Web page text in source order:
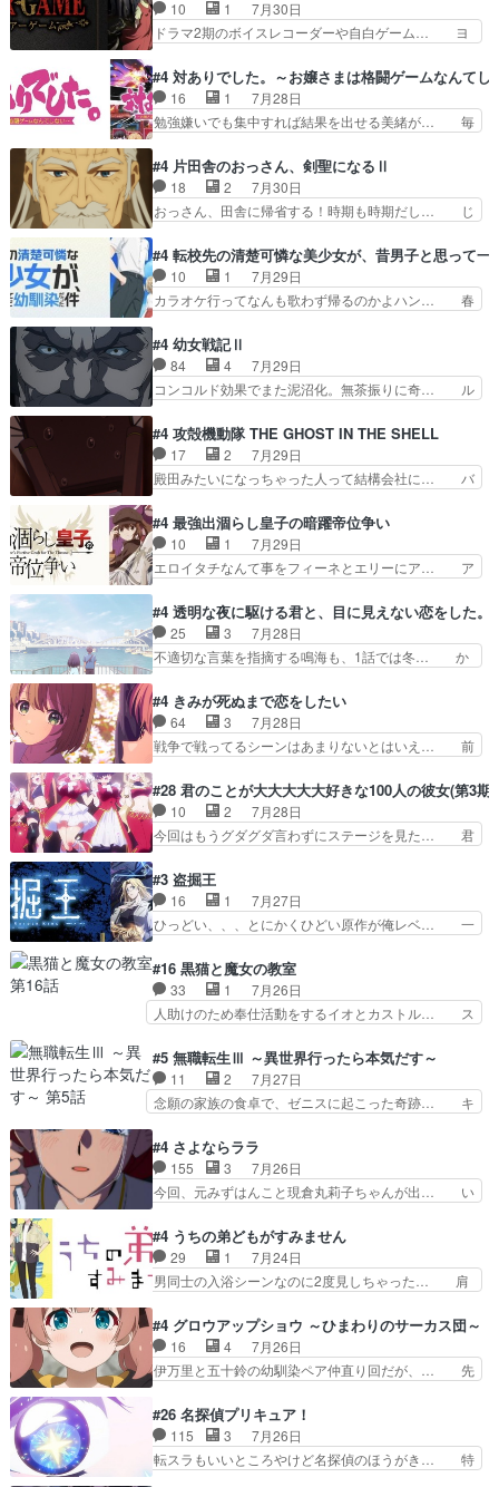
瞬で終わっちまったっ… 先週と比べてまだまとも
に見えた。4話は過…
んの過去話も佳境…げに恐ろしいは人… 第５話感
想：２人の過剰な貢ぎ物?の礼とし… 第５話感
系列が4話と入れ替わってるのね… こんなデカイ
のどうやって運ぶんだよ！？姉… ダラさん、人型
形態にもなれるんか!?w髪…
10 1
7月30日
ドラマ2期のボイスレコーダーや自白ゲーム… ヨ
国の奴らも馬鹿が多いが、夜の国も同じ… ご視聴
ありがとうございました来週もよろし… 握った◯
治郎（中の人的に）仲間であるプレ… ヨコヤの頭
の回転の速さと人間の心理を利用… 夜の国のヨコ
で夜の国の独裁支配を強化、… やはりヨコヤいい
ですね。昼の国が勝てる流… 役で出演いたしまし
た。次回も緊張が止まり…
#4 対ありでした。～お嬢さまは格闘ゲームなんてし
16 1
7月28日
勉強嫌いでも集中すれば結果を出せる美緒が… 毎
なゲームも相手が強すぎるとやる気無く… テー
マ：テスト勉強と大会感想は、美緒がテ… すげー
ーーーーーーーー良い……。女性声優… 深夜の格
ゲー対戦よりテストの方がよっぽど… 真剣に授業
ストに向けて勉強会！美緒ちゃ… 受験勉強と戦闘
の2択なら戦闘を選ぶ娘w美… 勉強嫌いでバトル
を選ぶって、ひぐらしの沙…
#4 片田舎のおっさん、剣聖になるⅡ
18 2
7月30日
おっさん、田舎に帰省する！時期も時期だし… じ
れない爺さんには夢が詰まってると思う… クル
ニ、ヘンブリッツ、ミュイと一緒におっ… 帰省、
お供ヒロインはクルニ。順番的には確… 父親から
手紙が来た。サーベルボアの退治の… ここでヘン
家に帰ることに・ベリルはミュ… おっさんの親と
なるとお爺ちゃんだよね孫扱… ・ベリル、実家に
帰ることに・ベリルはミュ…
#4 転校先の清楚可憐な美少女が、昔男子と思って一
10 1
7月29日
カラオケ行ってなんも歌わず帰るのかよハン… 春
やらあの女優さんが春希のお母さんのよ… 春希ち
ゃん姫ちゃんに野菜の子も凄え可愛い… 隼人くん
のスマホを買いに行ってたけど完全… 第４話を
U-NEXTで視聴しました。視聴… スマホを買うた
見始めてたけどなんだかん… いきなりシリアス展
開ぶち込んでくるじゃん… 春希の家庭事情は複
雑。食事とか隼人が親身…
#4 幼女戦記Ⅱ
84 4
7月29日
コンコルド効果でまた泥沼化。無茶振りに奇… ル
グを更新しました!!宜しければ、是非… 計画通り
にはいかないね笑やり遂げた(ほぼ… 今回もター
ニャに不都合なことがあったりし… 白髪の男性が
語った家族を失った喪無感が、… 連邦に対して有
油を注ぐターニャの勝利軍… 犠牲を払っても良い
ならお前たちが前線へ行… 戦闘がアッサリし過ぎ
じゃない？戦争がメイ…
#4 攻殻機動隊 THE GHOST IN THE SHELL
17 2
7月29日
殿田みたいになっちゃった人って結構会社に… バ
見た目もうただのロボでしかないんだよ… 俺らの
汗拭きそりゃいやだろwwバトー＆ト… イノセン
スの元となった回だけど、ガイノイ… アダム・リ
ンクやジェイムスン(教授)型サ… アンドロイドも
センスの土台になったエピ… コミカルなのにも慣
れてきました。１話でし… ロボットの反乱は今と
なっては良くある話し…
#4 最強出涸らし皇子の暗躍帝位争い
10 1
7月29日
エロイタチなんて事をフィーネとエリーにア… ア
スターを呼ぶ笛？黒幕は狩猟祭とは関係… 平凡な
少女に見える眼鏡w眼鏡属性は持ち合… 神アニ
メ、ケテーイ！「騎士狩猟祭、前夜の… フィーネ
がアルノルトに活躍してもらいたが… 第４話を
とフィーネの２度目のデート出… マジできな臭い
ぞ帝位争い。姉からの刺客を… ふぃーねと町の様
子を見に行ったら町中で窃…
#4 透明な夜に駆ける君と、目に見えない恋をした。
25 3
7月28日
不適切な言葉を指摘する鳴海も、1話では冬… か
接していいのかわからず戸惑うかけるも… 盲目だ
と相手の表情も分からないからどう思… 今期のバ
ックナンバーみたいなOPアニメ。… 初デートで
冬月を笑わせようとする姿も冬月… 特に大きな事
を笑わせようとする姿も冬月… 3話までは主人公
がどうでもいいことでずっ… 花火購入に浅草へ…
行き当たりばったり訪問…
#4 きみが死ぬまで恋をしたい
64 3
7月28日
戦争で戦ってるシーンはあまりないとはいえ… 前
の存在で揺らぐ14クラス約束された死… ミミの
秘密をあっさり受け入れたのは拍子抜… 蘇生魔法
って下衆い国なら進退窮まったら手… 蘇生魔法ヤ
バイけどミミいなかったら詰んで… アニメオタク
うございました！アリとセイ… ごめん、そういう
話がしたい作品じゃないの… 第４話感想：その口
止め効果あるかな？ミミ…
#28 君のことが大大大大大好きな100人の彼女(第3期)
10 2
7月28日
今回はもうグダグダ言わずにステージを見た… 君
カノ版ラブライブ！？こういうのは人… 俺、みん
なのレッスン動画をDVDが焼きき… アナウンス
役で出演いたしましたみんなのア… 恋太郎ファミ
リーがガチでアイドルに挑戦！… ギャグギャグし
カノGirlfrien… 『アイドル伝説恋太郎ファミリ
ー』にて「ア… 安木路佐ウル子役で出演いたしま
したクォリ…
#3 盗掘王
16 1
7月27日
ひっどい、、、とにかくひどい原作が俺レベ… 一
美咲さんと言えば幼女！アイマスの市原… 遼河は
目的の為には人命も軽視するタイプの… 4つのス
キルが揃う。広い墓を捜索中、遼河… 村正はそん
なおどろおどろしいエピソードあ… 気持ちよくし
レベのアニメ制作を日本に奪… 予言で正体がバレ
る、もう騙し討ちは出来な… 村正の墓、アニメで
見ると一杯で怖いな。ア…
#16 黒猫と魔女の教室
33 1
7月26日
人助けのため奉仕活動をするイオとカストル… ス
とカストルの共通点は、魔法の制御が出… 椋鳥の
大群て…住民から迷惑がられてない？… キングコ
ングor進撃の巨人牡羊座のアルデ… スピカ・イ
オ・カストルという組み合わせ。… 有り余るパワ
みかたが雑になってきてるな… イキりカストルは
怖がりやったかあスピカな… 鏡の世界への突入と
新たな依頼サブタイトル…
#5 無職転生Ⅲ ～異世界行ったら本気だす～
11 2
7月27日
念願の家族の食卓で、ゼニスに起こった奇跡… キ
ナリーゼの悪魔の囁きwクリフとエリナ… 悪魔の
囁きやめてくださいwおい、1番重要… ゼニスも
感情が出てきてて良い方向に進んで… 第５話を
ABEMAで視聴しました。視聴に… クリフとエリ
相変わらずで草ルディ君釣り… ルーデウスにシル
フィエットとロキシーとの… 離れ離れになったり
別れがあったり絶望の大…
#4 さよならララ
155 3
7月26日
今回、元みずはんこと現倉丸莉子ちゃんが出… い
様とは...本当の愛とは...なんぞ… テンポの良いボ
ケとツッコミで笑わせつつ、… この作品、ストー
リーにも登場人物にも全く… 家で机に向かってる
時の貧乏ゆすりとか、ラ… お姉ちゃんと話せ
に、ララは何を思うのだ… 息をするかのように3
話まで視聴。2026… ララの王子様探しが本格的
に動き出した回。…
#4 うちの弟どもがすみません
29 1
7月24日
男同士の入浴シーンなのに2度見しちゃった… 肩
散歩って逃げるよね！糸と類を助けよう… 類の面
倒見るのが1番大変そう糸は誰とでも… 源くんを
甘えさせるまでの糸と周りの出来事… 源くん、甘
えちゃうぞ宣言。思ったよりラブ… 糸ちゃんのま
目的を忘れてますますヤング… でも央太と親しく
するのは嫌。世話を拒んで… ゴメス（カエル）外
で散歩させてたのか(*…
#4 グロウアップショウ ～ひまわりのサーカス団～
16 4
7月26日
伊万里と五十鈴の幼馴染ペア仲直り回だが、… 先
や、これ素晴らしいコメディアニメだな。… 水着
回なのにビキニじゃない！これは時代背… 今回は
推しの吾野伊万里ちゃん担当回。これ… 伊万里さ
んの手品回であり水着回ね。瑞佳ち… 売り上げが
#26 名探偵プリキュア！
115 3
7月26日
転スラもいいところやけど名探偵のほうがき… 特